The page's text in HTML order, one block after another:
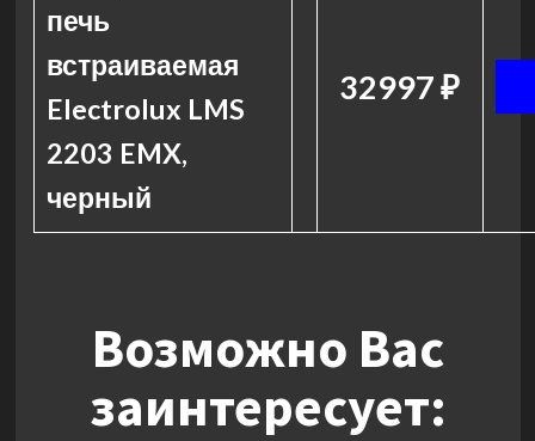
печь
встраиваемая
Electrolux LMS
2203 EMX,
черный
32997 ₽
Возможно Вас
заинтересует: